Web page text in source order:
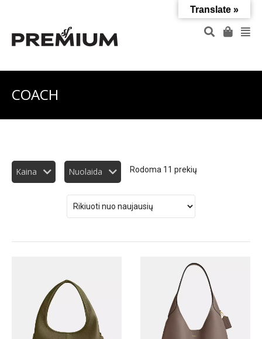
COACH
Kaina Nuolaida Rodoma 11 prekių
Translate »